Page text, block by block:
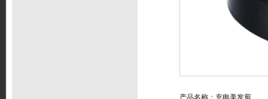
产品名称：充电美发剪